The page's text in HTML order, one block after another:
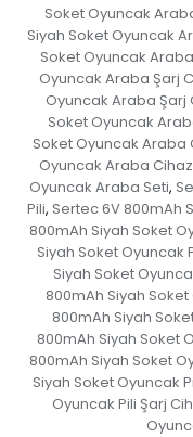
Soket Oyuncak
Siyah Soket Oyuncak
Soket Oyuncak
Oyuncak Araba Şarj
Oyuncak Araba Şarj
Soket Oyuncak
Soket Oyuncak Araba
Oyuncak Araba
Oyuncak Araba Seti,
Pili, Sertec 6V 800mAh
800mAh Siyah Soket
Siyah Soket Oyuncak
Siyah Soket
800mAh Siyah Soket
800mAh Siyah
800mAh Siyah Soket
800mAh Siyah Soket
Siyah Soket Oyuncak
Oyuncak Pili Şarj